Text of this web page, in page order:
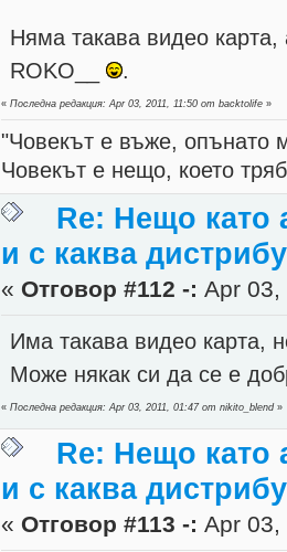
Няма такава видео
ROKO__
.
«Последна редакция: Apr 03, 2011, 11:50 от backtolife »
"Човекът е въже, опънато
Човекът е нещо, което
Re: Нещо като
и с каква
« Отговор #112 -: Apr 03,
Има такава видео карта,
Може някак си да се е
«Последна редакция: Apr 03, 2011, 01:47 от nikito_blend»
Re: Нещо като
и с каква
« Отговор #113 -: Apr 03,